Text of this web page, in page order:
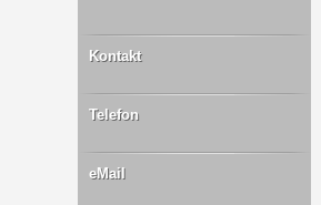
Kontakt
Telefon
eMail